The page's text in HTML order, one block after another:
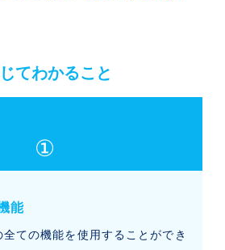
てわかること
①
能
全ての機能を使用することができ